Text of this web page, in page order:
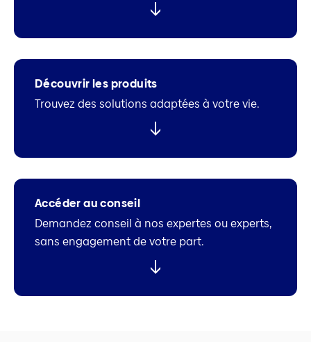
Découvrir les produits
Trouvez des solutions adaptées à votre vie.
Accéder au conseil
Demandez conseil à nos expertes ou experts,
sans engagement de votre part.